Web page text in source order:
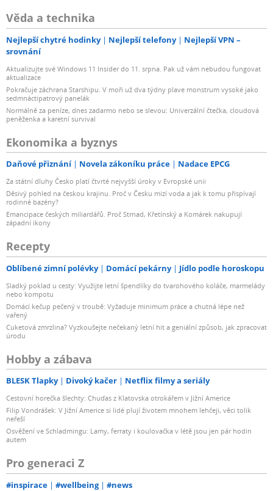
Věda a technika
Nejlepší chytré hodinky Nejlepší telefony
Nejlepší VPN –
srovnání
Aktualizujte své Windows 11 Insider do 11. srpna. Pak už vám nebudou fungovat
aktualizace
Pokračuje záchrana Starshipu. V moři už dva týdny plave monstrum vysoké jako
sedmnáctipatrový panelák
Normálně za peníze, dnes zadarmo nebo se slevou: Univerzální čtečka, cloudová
peněženka a karetní survival
Ekonomika a byznys
Daňové přiznání Novela zákoníku práce Nadace EPCG
Za státní dluhy Česko platí čtvrté nejvyšší úroky v Evropské unii
Děsivý pohled na českou krajinu. Proč v Česku mizí voda a jak k tomu přispívají
rodinné bazény?
Emancipace českých miliardářů. Proč Strnad, Křetínský a Komárek nakupují
západní ikony
Recepty
Oblíbené zimní polévky Domácí pekárny Jídlo podle horoskopu
Sladký poklad u cesty: Využijte letní špendlíky do tvarohového koláče, marmelády
nebo kompotu
Domácí kečup pečený v troubě: Vyžaduje minimum práce a chutná lépe než
vařený
Cuketová zmrzlina? Vyzkoušejte nečekaný letní hit a geniální způsob, jak zpracovat
úrodu
Hobby a zábava
BLESK Tlapky Divoký kačer Netflix filmy a seriály
Cestovní horečka šlechty: Chuďas z Klatovska otrokářem v Jižní Americe
Filip Vondrášek: V Jižní Americe si lidé plují životem mnohem lehčeji, věci tolik
neřeší
Osvěžení ve Schladmingu: Lamy, ferraty i koulovačka v létě jsou jen pár hodin
autem
Pro generaci Z
#inspirace #wellbeing #news